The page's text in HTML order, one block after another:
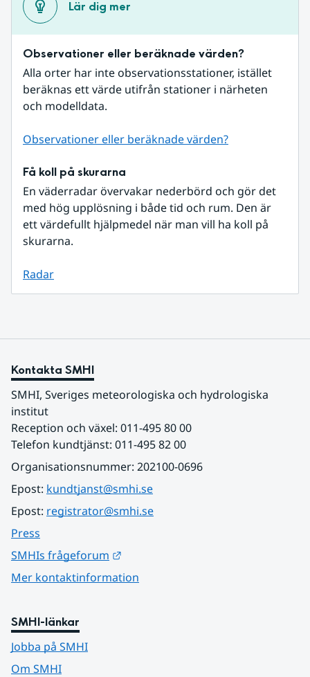
Lär dig mer
Observationer eller beräknade värden?
Alla orter har inte observationsstationer, istället
beräknas ett värde utifrån stationer i närheten
och modelldata.
Observationer eller beräknade värden?
Få koll på skurarna
En väderradar övervakar nederbörd och gör det
med hög upplösning i både tid och rum. Den är
ett värdefullt hjälpmedel när man vill ha koll på
skurarna.
Radar
Kontakta SMHI
SMHI, Sveriges meteorologiska och hydrologiska
institut
Reception och växel: 011-495 80 00
Telefon kundtjänst: 011-495 82 00
Organisationsnummer: 202100-0696
Epost: kundtjanst@smhi.se
Epost: registrator@smhi.se
Press
SMHIs frågeforum
Mer kontaktinformation
SMHI-länkar
Jobba på SMHI
Om SMHI